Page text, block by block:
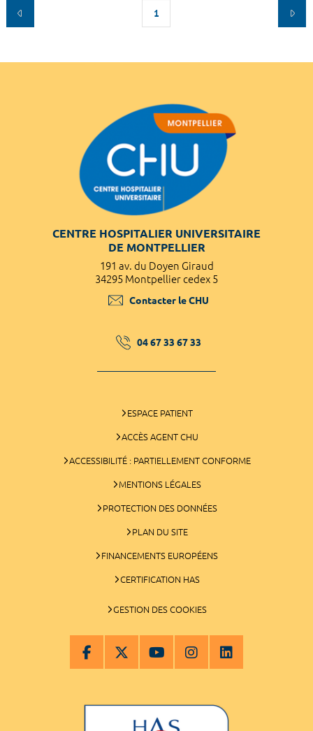
1
CENTRE HOSPITALIER UNIVERSITAIRE
DE MONTPELLIER
191 av. du Doyen Giraud
34295 Montpellier cedex 5
Contacter le CHU
04 67 33 67 33
ESPACE PATIENT
ACCÈS AGENT CHU
ACCESSIBILITÉ : PARTIELLEMENT CONFORME
MENTIONS LÉGALES
PROTECTION DES DONNÉES
PLAN DU SITE
FINANCEMENTS EUROPÉENS
CERTIFICATION HAS
GESTION DES COOKIES